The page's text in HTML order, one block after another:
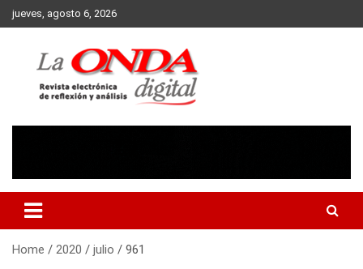
Skip
to
jueves, agosto 6, 2026
Home 2020 julio 961